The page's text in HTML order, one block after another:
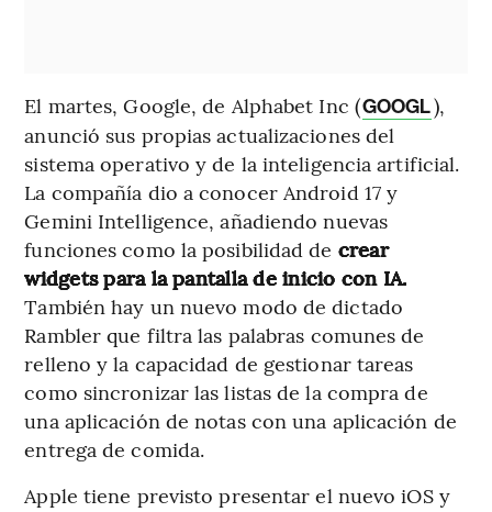
El martes, Google, de Alphabet Inc (GOOGL),
anunció sus propias actualizaciones del
sistema operativo y de la inteligencia artificial.
La compañía dio a conocer Android 17 y
Gemini Intelligence, añadiendo nuevas
funciones como la posibilidad de crear
widgets para la pantalla de inicio con IA.
También hay un nuevo modo de dictado
Rambler que filtra las palabras comunes de
relleno y la capacidad de gestionar tareas
como sincronizar las listas de la compra de
una aplicación de notas con una aplicación de
entrega de comida.
Apple tiene previsto presentar el nuevo iOS y